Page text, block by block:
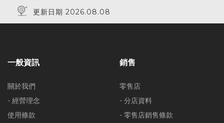
更新日期 2026.08.08
一般資訊
關於我們
- 經營理念
使用條款
銷售
零售店
- 分店資料
- 零售店銷售條款